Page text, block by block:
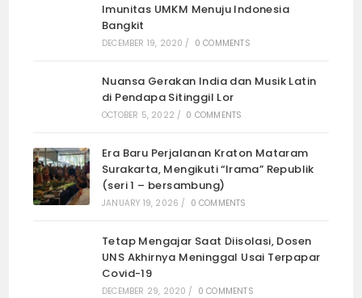
Imunitas UMKM Menuju Indonesia
Bangkit
DECEMBER 19, 2020 / 0 COMMENTS
Nuansa Gerakan India dan Musik Latin
di Pendapa Sitinggil Lor
OCTOBER 5, 2022 / 0 COMMENTS
Era Baru Perjalanan Kraton Mataram
Surakarta, Mengikuti “Irama” Republik
(seri 1 – bersambung)
JANUARY 19, 2026 / 0 COMMENTS
Tetap Mengajar Saat Diisolasi, Dosen
UNS Akhirnya Meninggal Usai Terpapar
Covid-19
DECEMBER 29, 2020 / 0 COMMENTS